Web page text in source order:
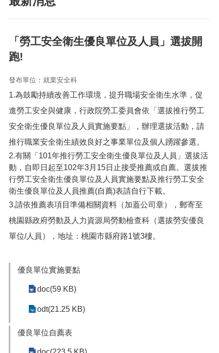
局
關
訊
業
務
資
訊
民
服
務
政
府
資
公
開
案
頁
「勞工安全衛生優良單位及人員」選拔開
跑!
發布單位：就業安全科
1.為鼓勵持續改善工作環境，提升職場安全衛生水準，促
進勞工安全與健康，行政院勞工委員會依「選拔推行勞工
安全衛生優良單位及人員實施要點」，辦理選拔活動，請
推行職業安全衛生績效良好之事業單位及個人踴躍參選。
2.有關「101年推行勞工安全衛生優良單位及人員」選拔活
動，自即日起至102年3月15日止接受推薦或自薦。選拔推
行勞工安全衛生優良單位及人員實施要點及推行勞工安全
衛生優良單位及人員推薦(自薦)表請自行下載。
3.請依推薦表項目準備相關資料（加蓋公司章），郵寄至
桃園縣政府勞動及人力資源局勞動檢查科（選拔勞安優良
單位/人員），地址：桃園市縣府路1號3樓。
優良單位實施要點
doc(59 KB)
odt(21.25 KB)
優良單位自薦表